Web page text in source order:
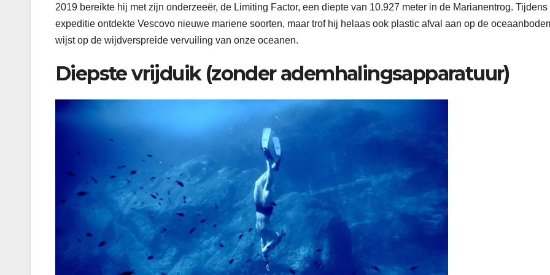
2019 bereikte hij met zijn onderzeeër, de Limiting Factor, een diepte van 10.927 meter in de Marianentrog. Tijdens
expeditie ontdekte Vescovo nieuwe mariene soorten, maar trof hij helaas ook plastic afval aan op de
wijst op de wijdverspreide vervuiling van onze oceanen.
Diepste vrijduik (zonder ademhalingsapparatuur)